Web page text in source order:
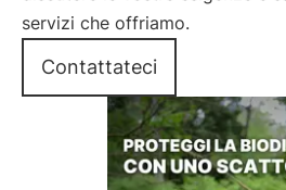
servizi che offriamo.
Contattateci